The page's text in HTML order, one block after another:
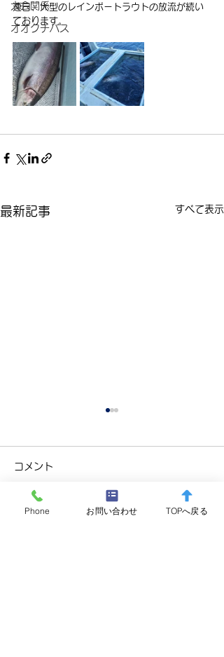
大会関係
オオクチバス
連日、大型のレインボートラウトの放流が続い
ております。
最新記事 すべて表示
コメント
Phone お問い合わせ TOPへ戻る